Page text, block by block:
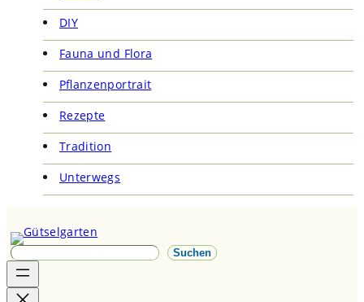
DIY
Fauna und Flora
Pflanzenportrait
Rezepte
Tradition
Unterwegs
S
u
c
Suchen